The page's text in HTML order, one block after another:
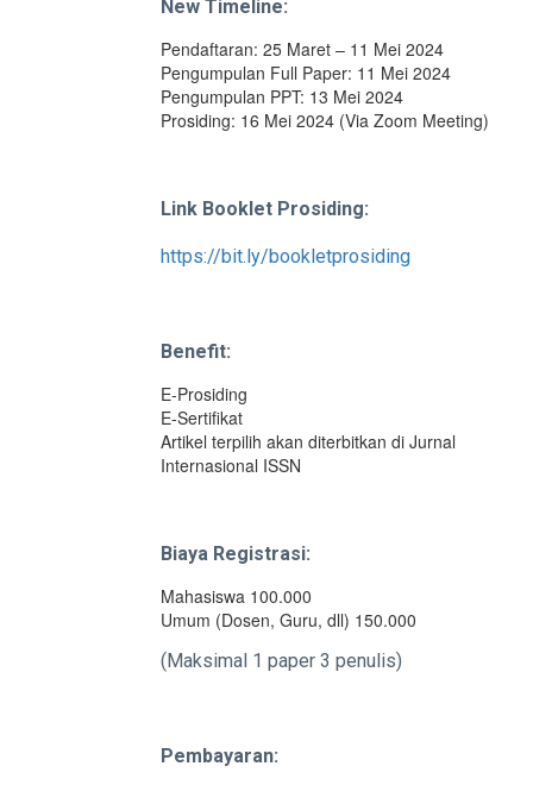
New Timeline:
Pendaftaran: 25 Maret – 11 Mei 2024
Pengumpulan Full Paper: 11 Mei 2024
Pengumpulan PPT: 13 Mei 2024
Prosiding: 16 Mei 2024 (Via Zoom Meeting)
Link Booklet Prosiding:
https://bit.ly/bookletprosiding
Benefit:
E-Prosiding
E-Sertifikat
Artikel terpilih akan diterbitkan di Jurnal
Internasional ISSN
Biaya Registrasi:
Mahasiswa 100.000
Umum (Dosen, Guru, dll) 150.000
(Maksimal 1 paper 3 penulis)
Pembayaran: